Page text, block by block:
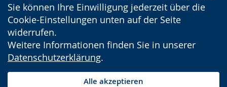
Sie können Ihre Einwilligung jederzeit über die
Cookie-Einstellungen unten auf der Seite
widerrufen.
Weitere Informationen finden Sie in unserer
Datenschutzerklärung.
Alle akzeptieren